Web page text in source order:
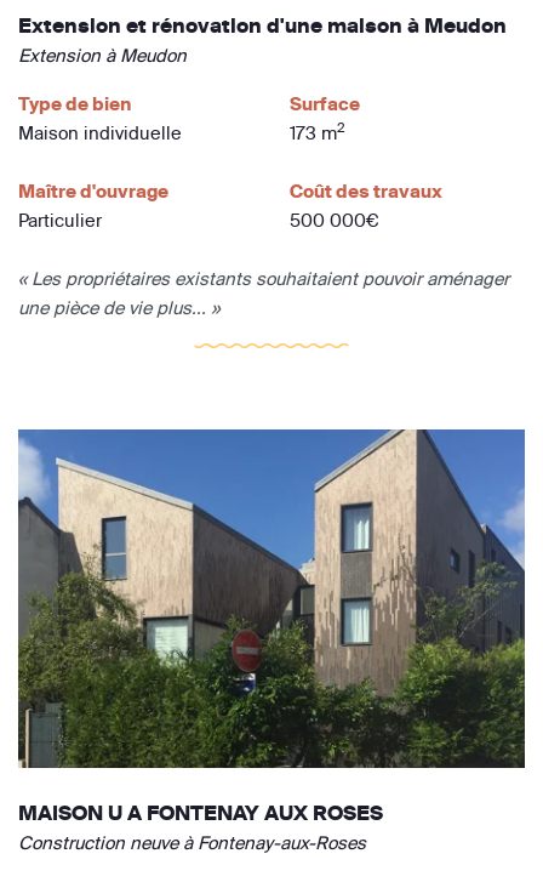
Extension et rénovation d'une maison à Meudon
Extension à Meudon
Type de bien
Maison individuelle
Surface
173 m2
Maître d'ouvrage
Particulier
Coût des travaux
500 000€
« Les propriétaires existants souhaitaient pouvoir aménager
une pièce de vie plus... »
MAISON U A FONTENAY AUX ROSES
Construction neuve à Fontenay-aux-Roses